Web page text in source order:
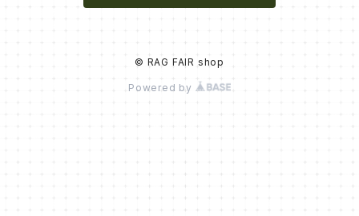
© RAG FAIR shop
Powered by